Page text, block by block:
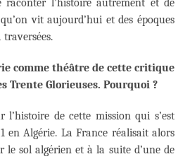
l’histoire autrement et de
vit aujourd’hui et des époques
traversées.
comme théâtre de cette critique
Trente Glorieuses. Pourquoi ?
l’histoire de cette mission qui s’est
en Algérie. La France réalisait alors
le sol algérien et à la suite d’une de